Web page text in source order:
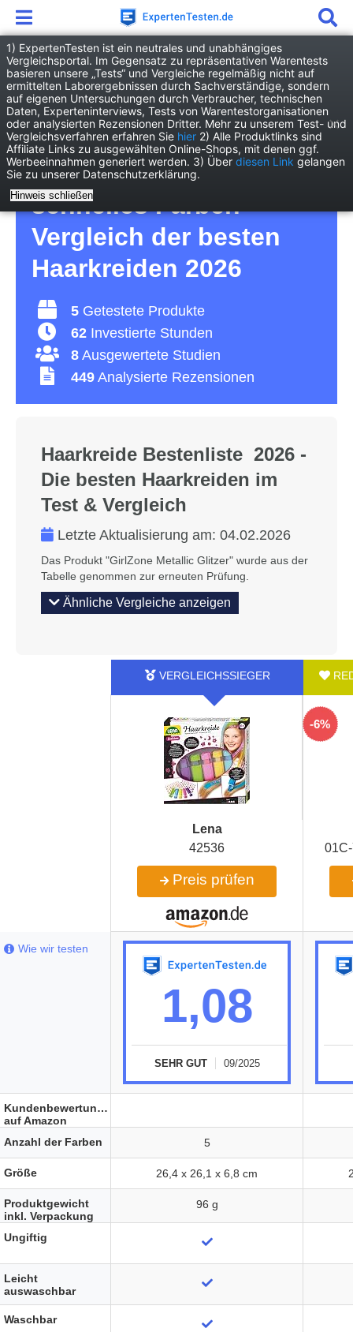
Drogerie
Kosmetik & Hygiene
Haarkreide
Haarkreide Test – für
kurzzeitiges und
schnelles Färben –
Vergleich der besten
Haarkreiden 2026
5 Getestete Produkte
62 Investierte Stunden
8 Ausgewertete Studien
449 Analysierte Rezensionen
Haarkreide Bestenliste 2026 -
Die besten Haarkreiden im
Test & Vergleich
Letzte Aktualisierung am: 04.02.2026
Das Produkt "GirlZone Metallic Glitzer" wurde aus der
Tabelle genommen zur erneuten Prüfung.
Ähnliche Vergleiche anzeigen
-6%
Lena
42536
Preis prüfen
1,08
SEHR GUT 09/2025
5
‎26,4 x 26,1 x 6,8 cm
96 g
Wie wir testen
Kundenbewertungen
auf Amazon
Anzahl der Farben
Größe
Produktgewicht
inkl. Verpackung
Ungiftig
Leicht
auswaschbar
Waschbar
1) ExpertenTesten ist ein neutrales und unabhängiges
Vergleichsportal. Im Gegensatz zu repräsentativen Warentests
basieren unsere „Tests“ und Vergleiche regelmäßig nicht auf
ermittelten Laborergebnissen durch Sachverständige, sondern
auf eigenen Untersuchungen durch Verbraucher, technischen
Daten, Experteninterviews, Tests von Warentestorganisationen
oder analysierten Rezensionen Dritter. Mehr zu unserem Test- und
Vergleichsverfahren erfahren Sie hier 2) Alle Produktlinks sind
Affiliate Links zu ausgewählten Online-Shops, mit denen ggf.
Werbeeinnahmen generiert werden. 3) Über diesen Link gelangen
Sie zu unserer Datenschutzerklärung.
Hinweis schließen